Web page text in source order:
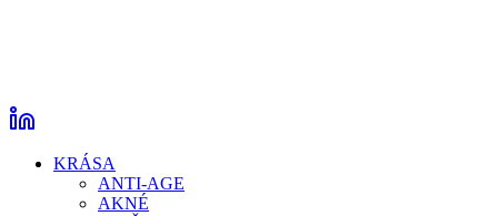
KRÁSA
ANTI-AGE
AKNÉ